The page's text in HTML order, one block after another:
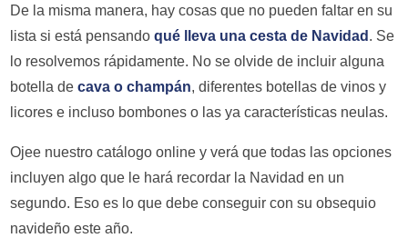
De la misma manera, hay cosas que no pueden faltar en su
lista si está pensandoqué lleva una cesta de Navidad . Se
lo resolvemos rápidamente. No se olvide de incluir alguna
botella decava o champán, diferentes botellas de vinos y
licores e incluso bombones o las ya características neulas.
Ojee nuestro catálogo online y verá que todas las opciones
incluyen algo que le hará recordar la Navidad en un
segundo. Eso es lo que debe conseguir con su obsequio
navideño este año.